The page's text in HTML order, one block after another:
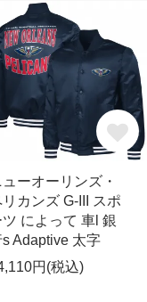
ューオーリンズ・
カンズ G-III スポ
ツ によって 車l 銀
s Adaptive 太字
円(税込)